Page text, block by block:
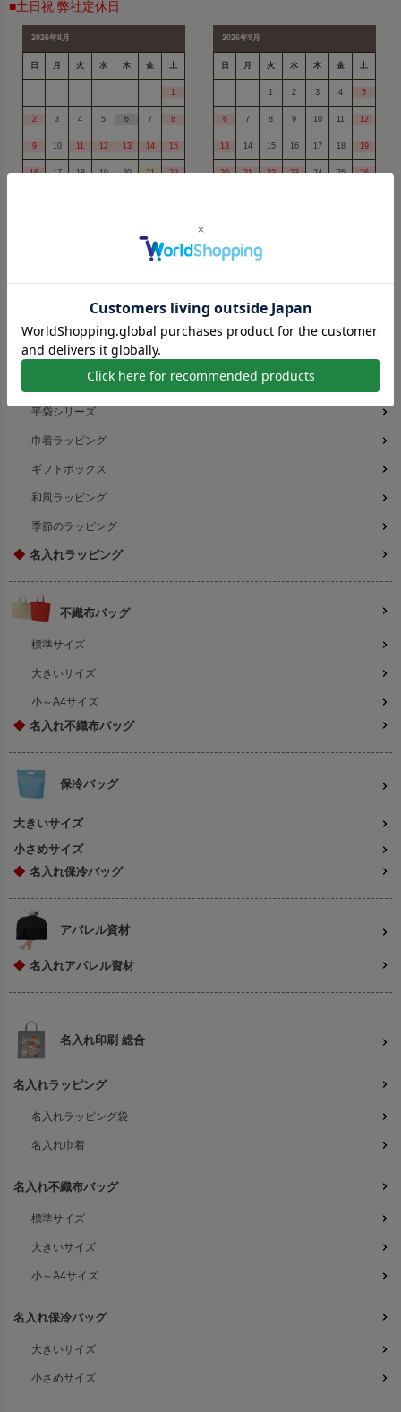
■土日祝 弊社定休日
2026年8月
日 月 火 水 木 金 土
1
2 3 4 5 6 7 8
9 10 11 12 13 14 15
16 17 18 19 20 21 22
2026年9月
日 月 火 水 木 金 土
1 2 3 4 5
6 7 8 9 10 11 12
13 14 15 16 17 18 19
20 21 22 23 24 25 26
ラッピング
人気No,1ソフトバッグシリーズ
平袋シリーズ
巾着ラッピング
ギフトボックス
和風ラッピング
季節のラッピング
◆ 名入れラッピング
不織布バッグ
標準サイズ
大きいサイズ
小～A4サイズ
◆ 名入れ不織布バッグ
保冷バッグ
大きいサイズ
小さめサイズ
◆ 名入れ保冷バッグ
アパレル資材
◆ 名入れアパレル資材
名入れ印刷 総合
名入れラッピング
名入れラッピング袋
名入れ巾着
名入れ不織布バッグ
標準サイズ
大きいサイズ
小～A4サイズ
名入れ保冷バッグ
大きいサイズ
小さめサイズ